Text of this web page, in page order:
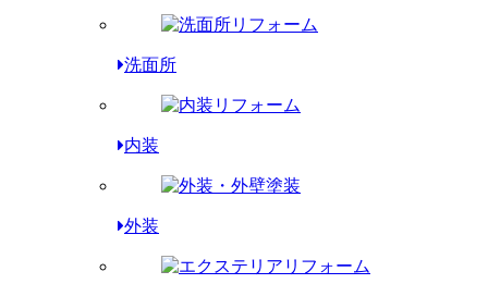
洗面所
内装
外装